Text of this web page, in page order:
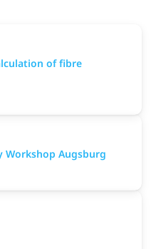
of fibre
Workshop Augsburg